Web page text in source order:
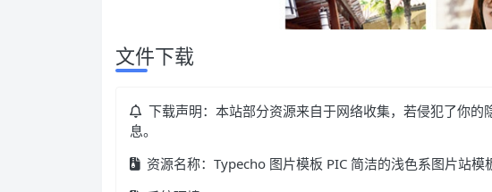
文件下载
下载声明：本站部分资源来自于网络收集，若侵犯了你
息。
资源名称：Typecho 图片模板 PIC 简洁的浅色系图片站模